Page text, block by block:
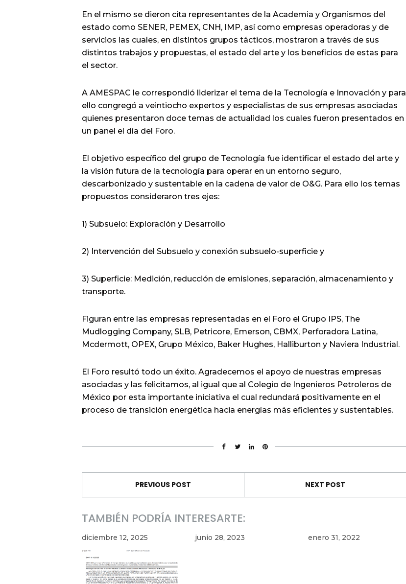
En el mismo se dieron cita representantes de la Academia y Organismos del
estado como SENER, PEMEX, CNH, IMP, así como empresas operadoras y de
servicios las cuales, en distintos grupos tácticos, mostraron a través de sus
distintos trabajos y propuestas, el estado del arte y los beneficios de estas para
el sector.
A AMESPAC le correspondió liderizar el tema de la Tecnología e Innovación y para
ello congregó a veintiocho expertos y especialistas de sus empresas asociadas
quienes presentaron doce temas de actualidad los cuales fueron presentados en
un panel el día del Foro.
El objetivo específico del grupo de Tecnología fue identificar el estado del arte y
la visión futura de la tecnología para operar en un entorno seguro,
descarbonizado y sustentable en la cadena de valor de O&G. Para ello los temas
propuestos consideraron tres ejes:
1) Subsuelo: Exploración y Desarrollo
2) Intervención del Subsuelo y conexión subsuelo-superficie y
3) Superficie: Medición, reducción de emisiones, separación, almacenamiento y
transporte.
Figuran entre las empresas representadas en el Foro el Grupo IPS, The
Mudlogging Company, SLB, Petricore, Emerson, CBMX, Perforadora Latina,
Mcdermott, OPEX, Grupo México, Baker Hughes, Halliburton y Naviera Industrial.
El Foro resultó todo un éxito. Agradecemos el apoyo de nuestras empresas
asociadas y las felicitamos, al igual que al Colegio de Ingenieros Petroleros de
México por esta importante iniciativa el cual redundará positivamente en el
proceso de transición energética hacia energías más eficientes y sustentables.
PREVIOUS POST NEXT POST
TAMBIÉN PODRÍA INTERESARTE:
diciembre 12, 2025 junio 28, 2023 enero 31, 2022